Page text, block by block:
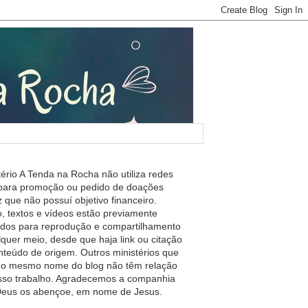
A Tenda na Rocha não utiliza redes
promoção ou pedido de doações
que não possuí objetivo financeiro.
textos e vídeos estão previamente
para reprodução e compartilhamento
meio, desde que haja link ou citação
de origem. Outros ministérios que
mesmo nome do blog não têm relação
trabalho. Agradecemos a companhia
os abençoe, em nome de Jesus.